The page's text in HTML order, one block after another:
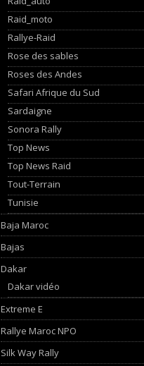
Raid_moto
Rallye-Raid
Rose des sables
Roses des Andes
Safari Afrique du Sud
Sardaigne
Sonora Rally
Top News
Top News Raid
Tout-Terrain
Tunisie
Baja Maroc
Bajas
Dakar
Dakar vidéo
Extreme E
Rallye Maroc NPO
Silk Way Rally